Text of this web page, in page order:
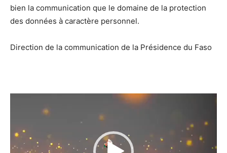
bien la communication que le domaine de la protection
des données à caractère personnel.
Direction de la communication de la Présidence du Faso
Lecteur